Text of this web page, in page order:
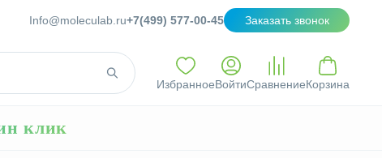
Info@moleculab.ru+7(499) 577-00-45 Заказать звонок
ИзбранноеВойтиСравнениеКорзина
клик